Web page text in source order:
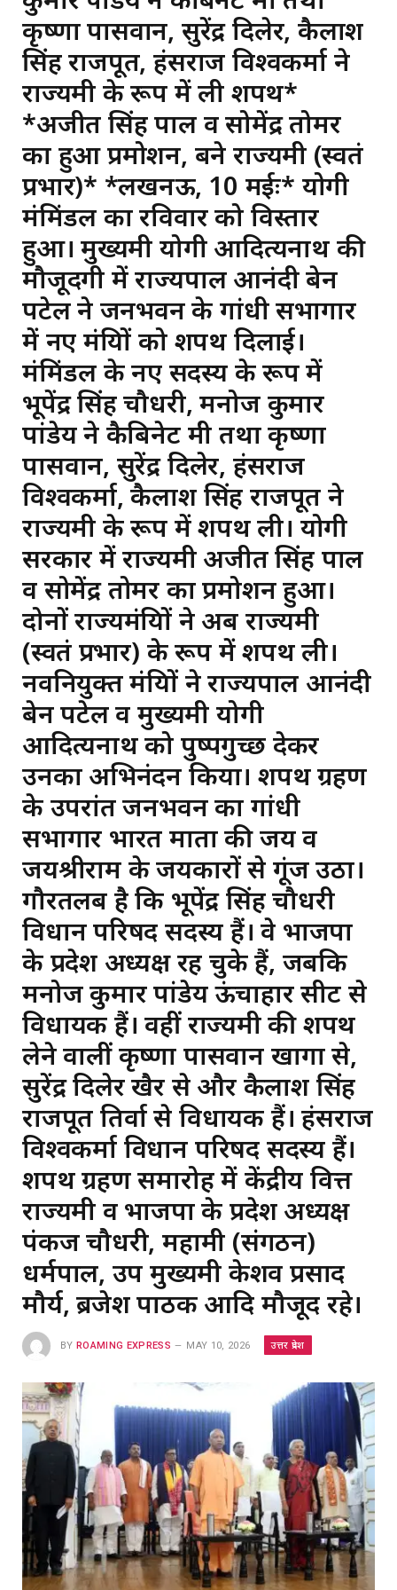
कृष्णा पासवान, सुरेंद्र दिलेर, कैलाश
सिंह राजपूत, हंसराज विश्वकर्मा ने
राज्यमंत्री के रूप में ली शपथ*
*अजीत सिंह पाल व सोमेंद्र तोमर
का हुआ प्रमोशन, बने राज्यमंत्री (स्वतंत्र
प्रभार)* *लखनऊ, 10 मईः* योगी
मंत्रिमंडल का रविवार को विस्तार
हुआ। मुख्यमंत्री योगी आदित्यनाथ की
मौजूदगी में राज्यपाल आनंदी बेन
पटेल ने जनभवन के गांधी सभागार
में नए मंत्रियों को शपथ दिलाई।
मंत्रिमंडल के नए सदस्य के रूप में
भूपेंद्र सिंह चौधरी, मनोज कुमार
पांडेय ने कैबिनेट मंत्री तथा कृष्णा
पासवान, सुरेंद्र दिलेर, हंसराज
विश्वकर्मा, कैलाश सिंह राजपूत ने
राज्यमंत्री के रूप में शपथ ली। योगी
सरकार में राज्यमंत्री अजीत सिंह पाल
व सोमेंद्र तोमर का प्रमोशन हुआ।
दोनों राज्यमंत्रियों ने अब राज्यमंत्री
(स्वतंत्र प्रभार) के रूप में शपथ ली।
नवनियुक्त मंत्रियों ने राज्यपाल आनंदी
बेन पटेल व मुख्यमंत्री योगी
आदित्यनाथ को पुष्पगुच्छ देकर
उनका अभिनंदन किया। शपथ ग्रहण
के उपरांत जनभवन का गांधी
सभागार भारत माता की जय व
जयश्रीराम के जयकारों से गूंज उठा।
गौरतलब है कि भूपेंद्र सिंह चौधरी
विधान परिषद सदस्य हैं। वे भाजपा
के प्रदेश अध्यक्ष रह चुके हैं, जबकि
मनोज कुमार पांडेय ऊंचाहार सीट से
विधायक हैं। वहीं राज्यमंत्री की शपथ
लेने वालीं कृष्णा पासवान खागा से,
सुरेंद्र दिलेर खैर से और कैलाश सिंह
राजपूत तिर्वा से विधायक हैं। हंसराज
विश्वकर्मा विधान परिषद सदस्य हैं।
शपथ ग्रहण समारोह में केंद्रीय वित्त
राज्यमंत्री व भाजपा के प्रदेश अध्यक्ष
पंकज चौधरी, महामंत्री (संगठन)
धर्मपाल, उप मुख्यमंत्री केशव प्रसाद
मौर्य, ब्रजेश पाठक आदि मौजूद रहे।
BY ROAMING EXPRESS MAY 10, 2026 उत्तर प्रदेश